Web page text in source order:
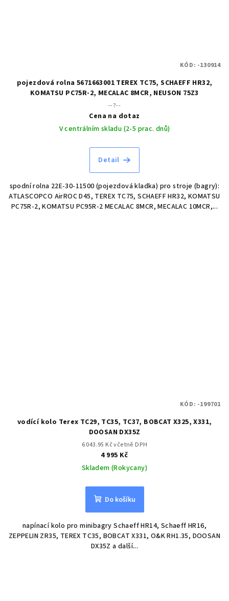
pojezdová rolna 5671663001 TEREX TC75, SCHAEFF HR32,
KOMATSU PC75R-2, MECALAC 8MCR, NEUSON 75Z3
--?--
Cena na dotaz
V centrálním skladu (2-5 prac. dnů)
Detail
spodní rolna 22E-30-11500 (pojezdová kladka) pro stroje (bagry):
ATLASCOPCO AirROC D45, TEREX TC75, SCHAEFF HR32, KOMATSU
PC75R-2, KOMATSU PC95R-2 MECALAC 8MCR, MECALAC 10MCR,...
KÓD: -130914
vodící kolo Terex TC29, TC35, TC37, BOBCAT X325, X331,
DOOSAN DX35Z
6 043.95 Kč včetně DPH
4 995 Kč
Skladem (Rokycany)
Do košíku
napínací kolo pro minibagry Schaeff HR14, Schaeff HR16,
ZEPPELIN ZR35, TEREX TC35, BOBCAT X331, O&K RH1.35, DOOSAN
DX35Z a další...
KÓD: -199701